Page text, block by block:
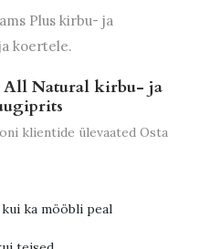
Plus kirbu- ja
koertele.
All Natural kirbu- ja
klientide ülevaated Osta
ka mööbli peal